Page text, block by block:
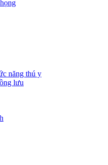
năng thú y
lưu